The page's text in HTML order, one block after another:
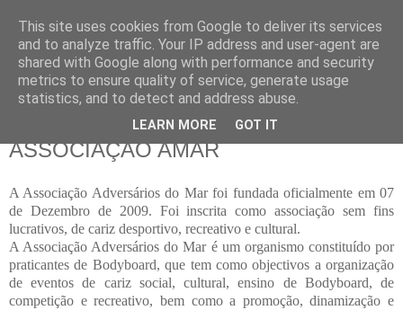
quinta-feira, 14 de janeiro de 2010
ASSOCIAÇÃO AMAR
A Associação Adversários do Mar foi fundada oficialmente em 07
de Dezembro de 2009. Foi inscrita como associação sem fins
lucrativos, de cariz desportivo, recreativo e cultural.
A Associação Adversários do Mar é um organismo constituído por
praticantes de Bodyboard, que tem como objectivos a organização
de eventos de cariz social, cultural, ensino de Bodyboard, de
competição e recreativo, bem como a promoção, dinamização e
This site uses cookies from Google to deliver its services
and to analyze traffic. Your IP address and user-agent are
shared with Google along with performance and security
metrics to ensure quality of service, generate usage
statistics, and to detect and address abuse.
LEARN MORE GOT IT